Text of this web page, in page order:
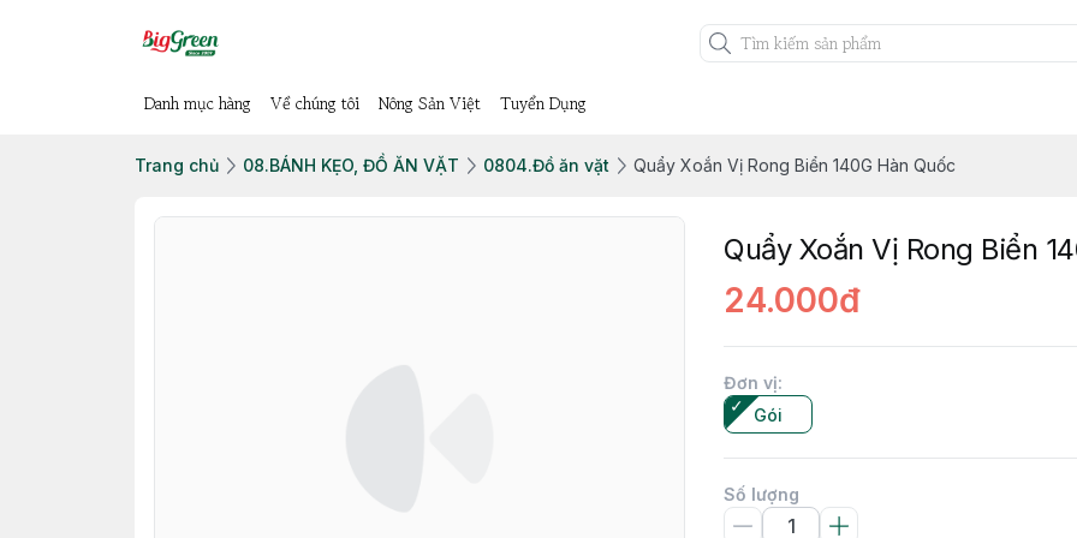
Danh mục hàng Về chúng tôi Nông Sản Việt Tuyển Dụng
Trang chủ 08.BÁNH KẸO, ĐỒ ĂN VẶT 0804.Đồ ăn vặt Quẩy Xoắn Vị Rong Biển 140G Hàn Quốc
Quẩy Xoắn Vị Rong Biển
24.000đ
Đơn vị:
Gói
Số lượng